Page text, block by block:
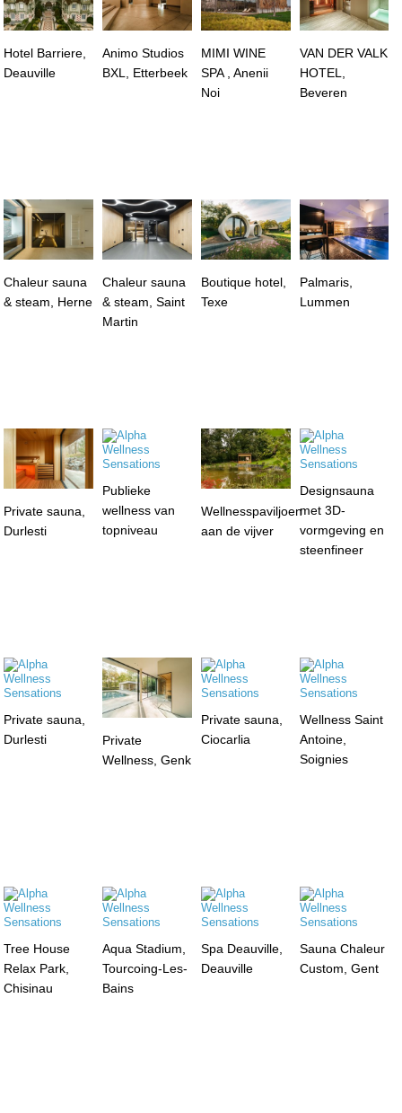
Hotel Barriere,
Deauville
Animo Studios
BXL, Etterbeek
MIMI WINE
SPA , Anenii
Noi
VAN DER VALK
HOTEL,
Beveren
Chaleur sauna
& steam, Herne
Chaleur sauna
& steam, Saint
Martin
Boutique hotel,
Texe
Palmaris,
Lummen
Private sauna,
Durlesti
Publieke
wellness van
topniveau
Wellnesspaviljoen
aan de vijver
Designsauna
met 3D-
vormgeving en
steenfineer
Private sauna,
Durlesti
Private
Wellness, Genk
Private sauna,
Ciocarlia
Wellness Saint
Antoine,
Soignies
Tree House
Relax Park,
Chisinau
Aqua Stadium,
Tourcoing-Les-
Bains
Spa Deauville,
Deauville
Sauna Chaleur
Custom, Gent